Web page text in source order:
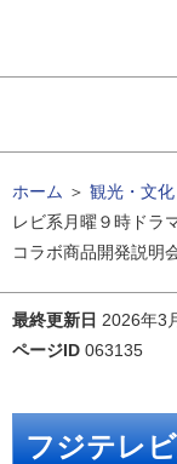
ホーム ＞ 観光・文化
レビ系月曜９時ドラ
コラボ商品開発説明
最終更新日 2026年3
ページID 063135
フジテレ